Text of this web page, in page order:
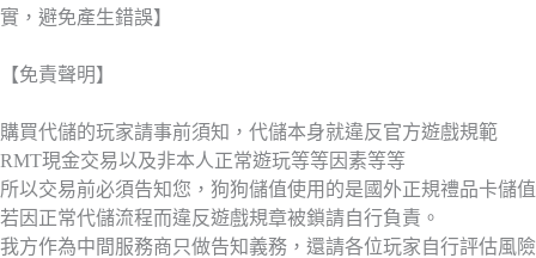
實，避免產生錯誤】
【免責聲明】
購買代儲的玩家請事前須知，代儲本身就違反官方遊戲規範
RMT現金交易以及非本人正常遊玩等等因素等等
所以交易前必須告知您，狗狗儲值使用的是國外正規禮品卡儲值
若因正常代儲流程而違反遊戲規章被鎖請自行負責。
我方作為中間服務商只做告知義務，還請各位玩家自行評估風險